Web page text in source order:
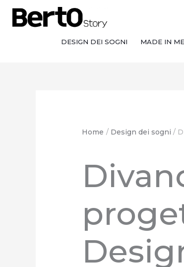
contenuto
navigazione
contenuto
DESIGN DEI SOGNI MADE IN
Home Design dei sogni